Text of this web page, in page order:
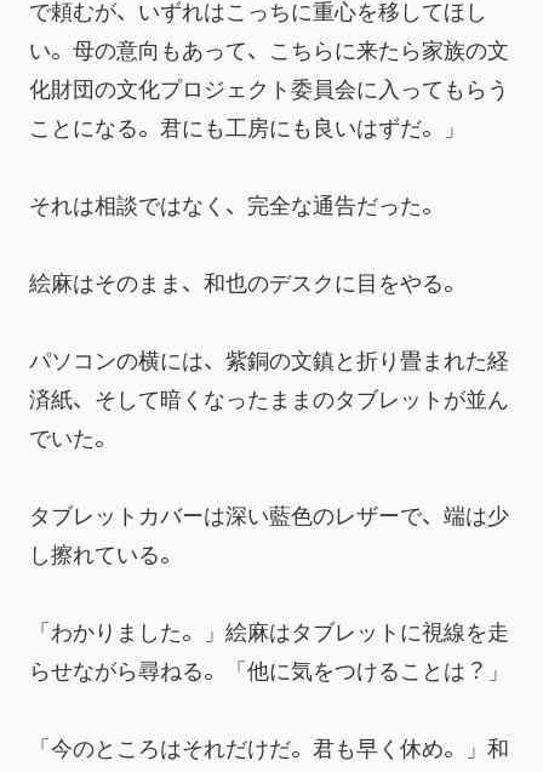
で頼むが、いずれはこっちに重心を移してほし
い。母の意向もあって、こちらに来たら家族の文
化財団の文化プロジェクト委員会に入ってもらう
ことになる。君にも工房にも良いはずだ。」
それは相談ではなく、完全な通告だった。
絵麻はそのまま、和也のデスクに目をやる。
パソコンの横には、紫銅の文鎮と折り畳まれた経
済紙、そして暗くなったままのタブレットが並ん
でいた。
タブレットカバーは深い藍色のレザーで、端は少
し擦れている。
「わかりました。」絵麻はタブレットに視線を走
らせながら尋ねる。「他に気をつけることは？」
「今のところはそれだけだ。君も早く休め。」和